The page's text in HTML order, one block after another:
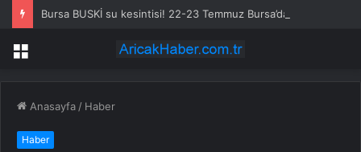
Menü
Anasayfa / Haber
Haber